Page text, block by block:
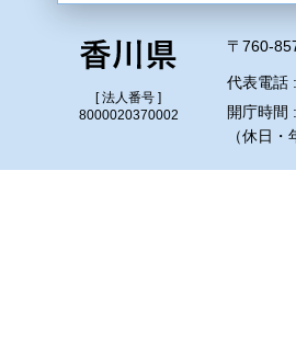
[ 法人番号 ]
8000020370002
〒760-
代表電話 :
開庁時間
（休日・